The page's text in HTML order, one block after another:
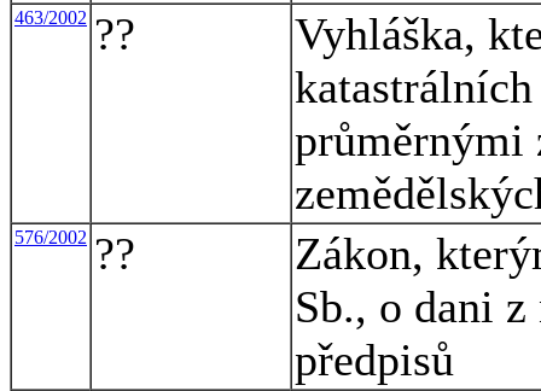
463/2002 ??
Vyhláška,
průměrnými
576/2002 ??
Zákon,
Sb., o dani
předpisů